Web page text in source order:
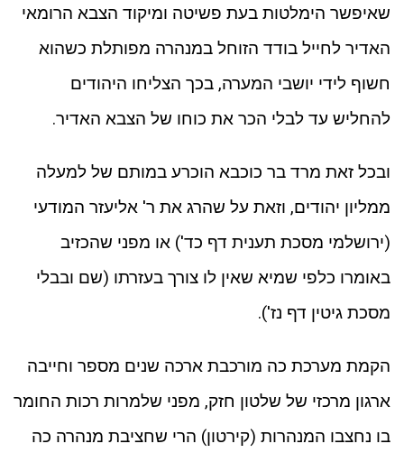
שאיפשר הימלטות בעת פשיטה ומיקוד הצבא הרומאי
האדיר לחייל בודד הזוחל במנהרה מפותלת כשהוא
חשוף לידי יושבי המערה, בכך הצליחו היהודים
להחליש עד לבלי הכר את כוחו של הצבא האדיר.
ובכל זאת מרד בר כוכבא הוכרע במותם של למעלה
ממליון יהודים, וזאת על שהרג את ר' אליעזר המודעי
(ירושלמי מסכת תענית דף כד') או מפני שהכזיב
באומרו כלפי שמיא שאין לו צורך בעזרתו (שם ובבלי
מסכת גיטין דף נז').
הקמת מערכת כה מורכבת ארכה שנים מספר וחייבה
ארגון מרכזי של שלטון חזק, מפני שלמרות רכות החומר
בו נחצבו המנהרות (קירטון) הרי שחציבת מנהרה כה